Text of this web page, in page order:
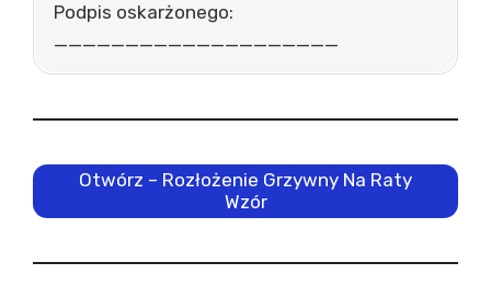
Podpis oskarżonego:
____________________
Otwórz – Rozłożenie Grzywny Na Raty
Wzór